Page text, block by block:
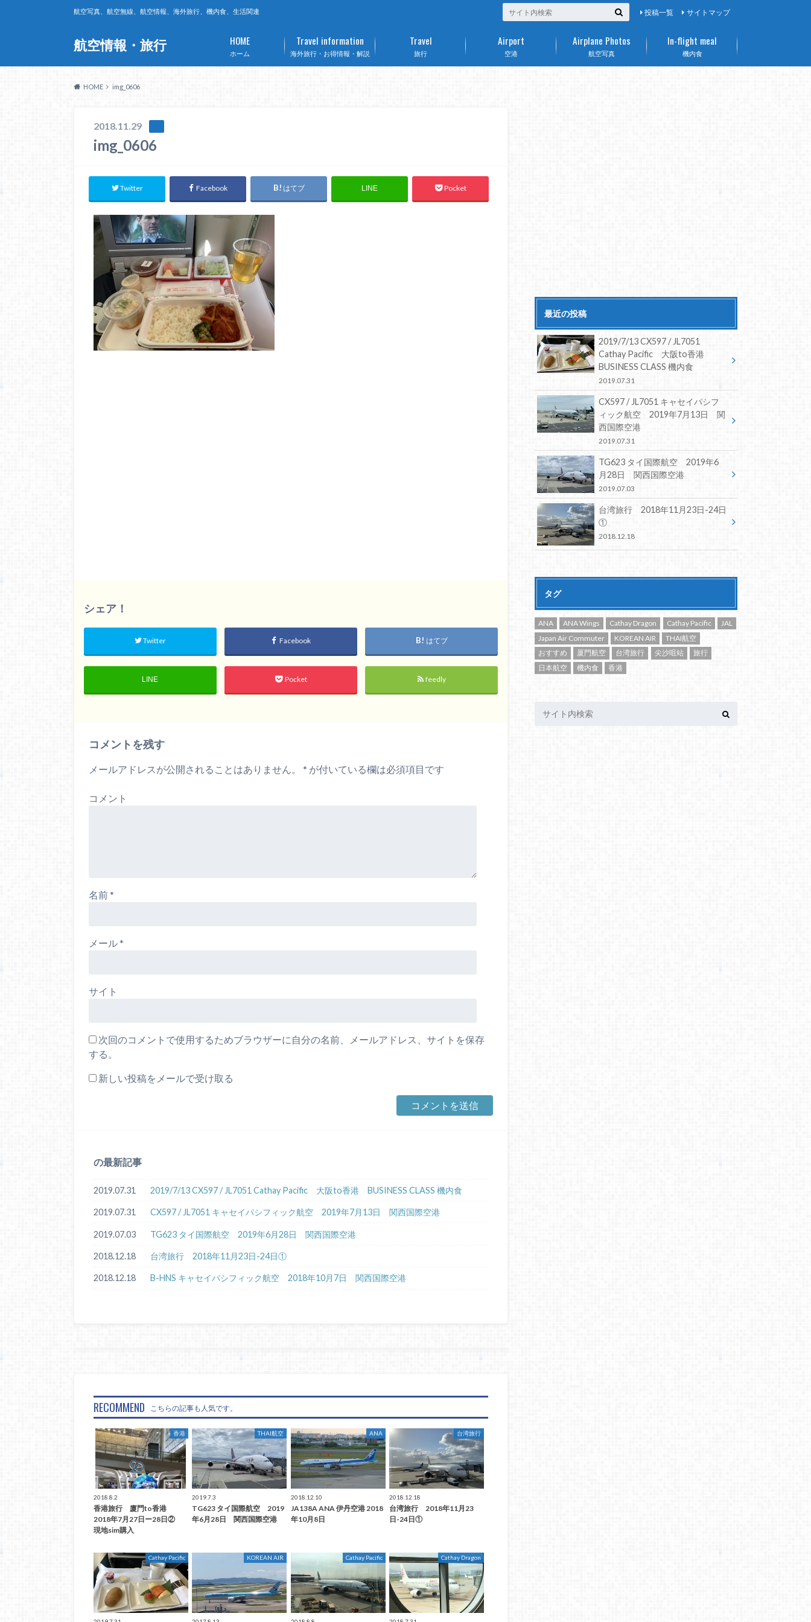
航空情報・旅行
航空写真、航空無線、航空情報、海外旅行、機内食、生活関連 投稿一覧 サイトマップ
ホーム
HOME
海外旅行・お得情報・解説
Travel information
旅行
Travel
空港
Airport
航空写真
Airplane Photos
機内食
In-flight meal
HOME img_0606
2018.11.29
img_0606
Twitter Facebook はてブ LINE Pocket
シェア！
Twitter Facebook はてブ
LINE Pocket feedly
コメントを残す
メールアドレスが公開されることはありません。 * が付いている欄は必須項目です
コメント
名前*
メール*
サイト
次回のコメントで使用するためブラウザーに自分の名前、メールアドレス、サイトを保存
する。
新しい投稿をメールで受け取る
の最新記事
2019.07.31 2019/7/13 CX597 / JL7051 Cathay Pacific 大阪to香港 BUSINESS CLASS 機内食
2019.07.31 CX597 / JL7051 キャセイパシフィック航空 2019年7月13日 関西国際空港
2019.07.03 TG623 タイ国際航空 2019年6月28日 関西国際空港
2018.12.18 台湾旅行 2018年11月23日-24日①
2018.12.18 B-HNS キャセイパシフィック航空 2018年10月7日 関西国際空港
RECOMMEND こちらの記事も人気です。
香港
2018.8.2
香港旅行 廈門to香港
2018年7月27日ー28日②
現地sim購入
THAI航空
2019.7.3
TG623 タイ国際航空 2019
年6月28日 関西国際空港
ANA
2018.12.10
JA138A ANA 伊丹空港 2018
年10月8日
台湾旅行
2018.12.18
台湾旅行 2018年11月23
日-24日①
Cathay Pacific KOREAN AIR Cathay Pacific Cathay Dragon
最近の投稿
2019/7/13 CX597 / JL7051
Cathay Pacific 大阪to香港
BUSINESS CLASS 機内食
2019.07.31
CX597 / JL7051 キャセイパシフ
ィック航空 2019年7月13日 関
西国際空港
2019.07.31
TG623 タイ国際航空 2019年6
月28日 関西国際空港
2019.07.03
台湾旅行 2018年11月23日-24日
①
2018.12.18
タグ
ANA ANA Wings Cathay Dragon Cathay Pacific
JAL
Japan Air Commuter
KOREAN AIR
THAI航空
おすすめ
厦門航空 台湾旅行 尖沙咀站
旅行
日本航空
機内食 香港